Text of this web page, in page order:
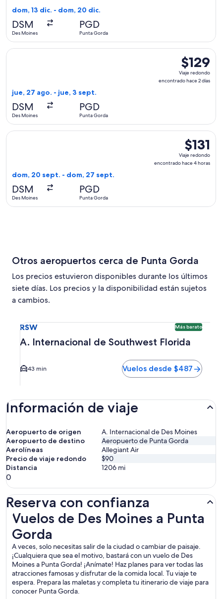
dom, 13 dic. - dom, 20 dic.
DSM
Des Moines
PGD
Punta Gorda
$129
Viaje
redondo,
$129
Viaje redondo
encontrado hace 2 días
jue, 27 ago. - jue, 3 sept.
DSM
Des Moines
PGD
Punta Gorda
Seleccionar vuelo de Allegiant Air, con salida el jue, 27
$131
Viaje
redondo,
$131
Viaje redondo
encontrado hace 4 horas
dom, 20 sept. - dom, 27 sept.
DSM
Des Moines
PGD
Punta Gorda
Seleccionar vuelo de Allegiant Air, con salida el dom, 20
Otros aeropuertos cerca de Punta Gorda
Los precios estuvieron disponibles durante los últimos
siete días. Los precios y la disponibilidad están sujetos
a cambios.
RSW Más barato
A. Internacional de Southwest Florida
43 min Vuelos desde $487
Información de viaje
Aeropuerto de origen
A. Internacional de Des Moines
Aeropuerto de destino
Aeropuerto de Punta Gorda
Aerolíneas
Allegiant Air
Precio de viaje redondo
$90
Distancia
1206 mi
0
Reserva con confianza
Vuelos de Des Moines a Punta
Gorda
A veces, solo necesitas salir de la ciudad o cambiar de paisaje.
¡Cualquiera que sea el motivo, bastará con un vuelo de Des
Moines a Punta Gorda! ¡Anímate! Haz planes para ver todas las
atracciones famosas y disfrutar de la comida local. Tu viaje te
espera. Prepara las maletas y completa tu itinerario de viaje para
conocer Punta Gorda.
Vuelos de Des Moines a Punta Gorda